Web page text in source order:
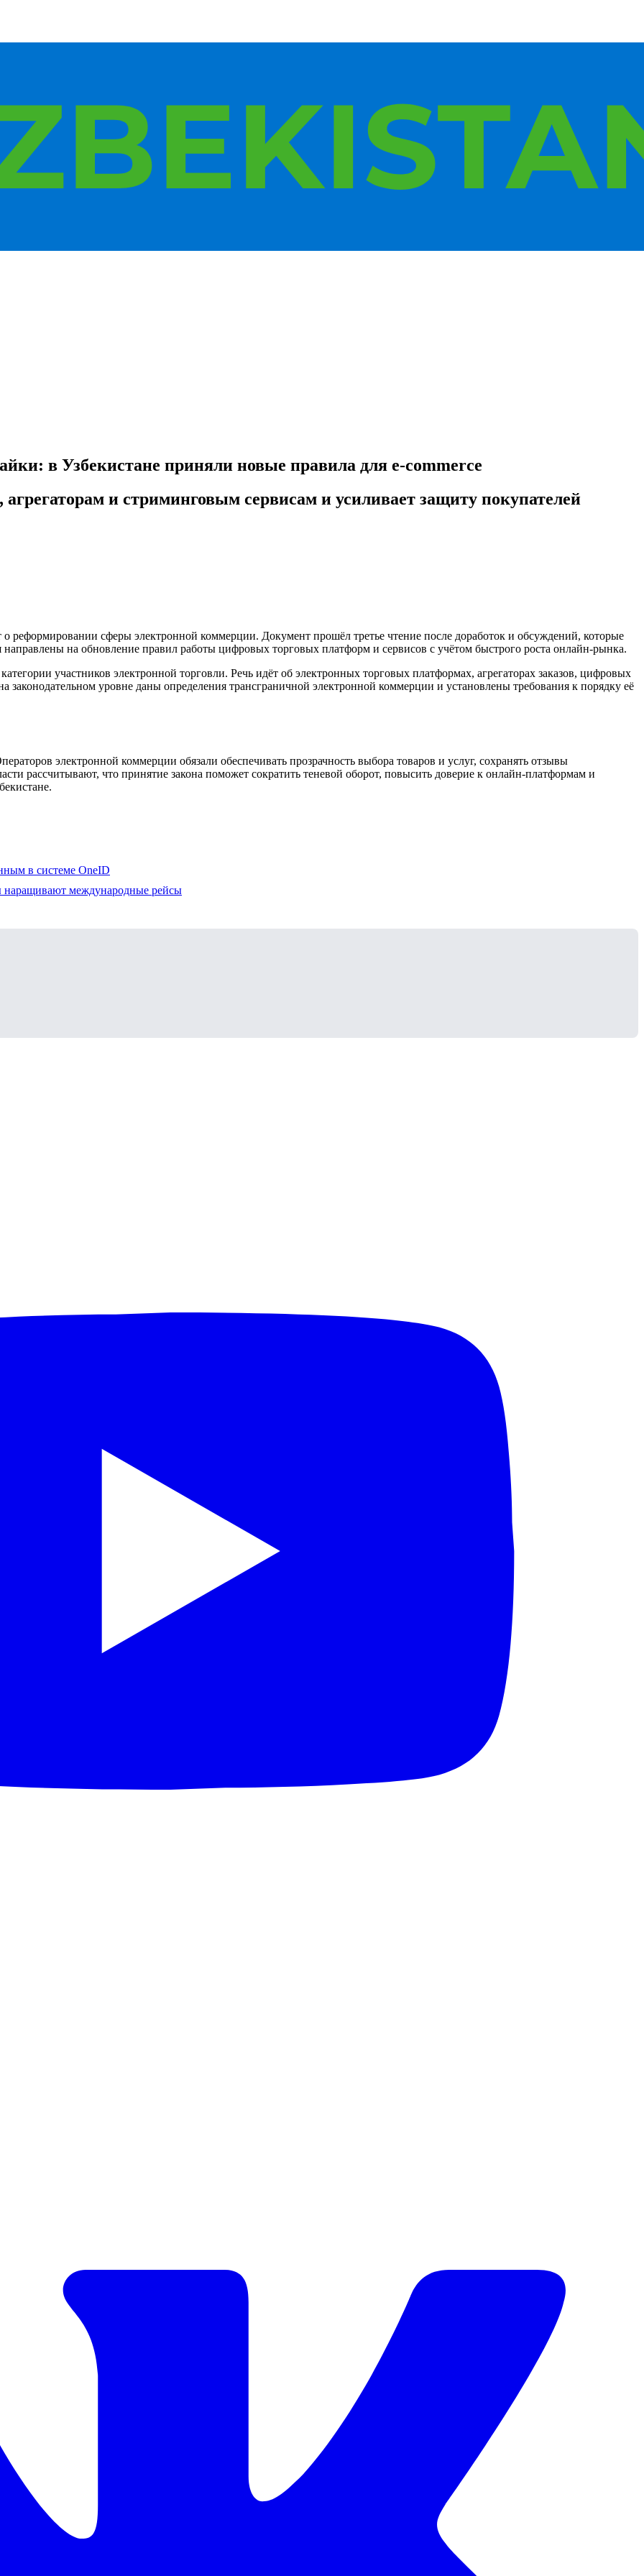
в Узбекистане приняли новые правила для e-commerce
и стриминговым сервисам и усиливает защиту покупателей
реформировании сферы электронной коммерции. Документ прошёл третье чтение после доработок и обсуждений, которые
на обновление правил работы цифровых торговых платформ и сервисов с учётом быстрого роста онлайн-рынка.
участников электронной торговли. Речь идёт об электронных торговых платформах, агрегаторах заказов, цифровых
законодательном уровне даны определения трансграничной электронной коммерции и установлены требования к порядку её
электронной коммерции обязали обеспечивать прозрачность выбора товаров и услуг, сохранять отзывы
рассчитывают, что принятие закона поможет сократить теневой оборот, повысить доверие к онлайн-платформам и
в системе OneID
наращивают международные рейсы